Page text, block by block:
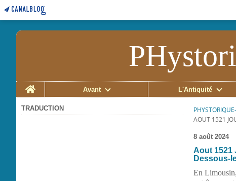
Home
Avant L'Antiquité
TRADUCTION
AOUT 1521
8 août 2024
Aout 1521
Dessous-
En